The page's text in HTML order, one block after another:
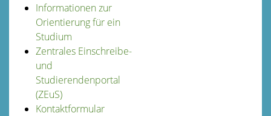
Informationen zur
Orientierung für ein
Studium
Zentrales Einschreibe-
und
Studierendenportal
(ZEuS)
Kontaktformular